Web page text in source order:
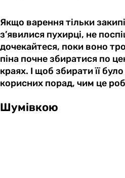
Якщо варення тільки
з’явилися пухирці, не
дочекайтеся, поки воно
піна почне збиратися по
краях. І щоб збирати її
корисних порад, чим це
Шумівкою